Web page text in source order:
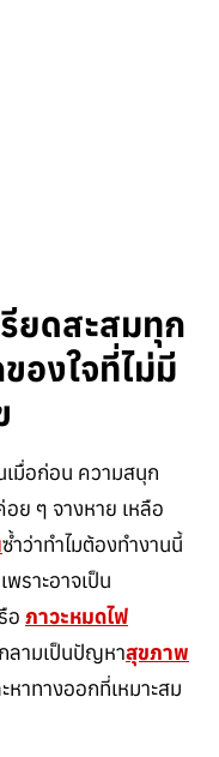
ยดสะสมทุก
องใจที่ไม่มี
เมื่อก่อน ความสนุก
ย ๆ จางหาย เหลือ
ซ้ำว่าทำไมต้องทำงานนี้
พราะอาจเป็น
อ ภาวะหมดไฟ
ลามเป็นปัญหาสุขภาพ
หาทางออกที่เหมาะสม